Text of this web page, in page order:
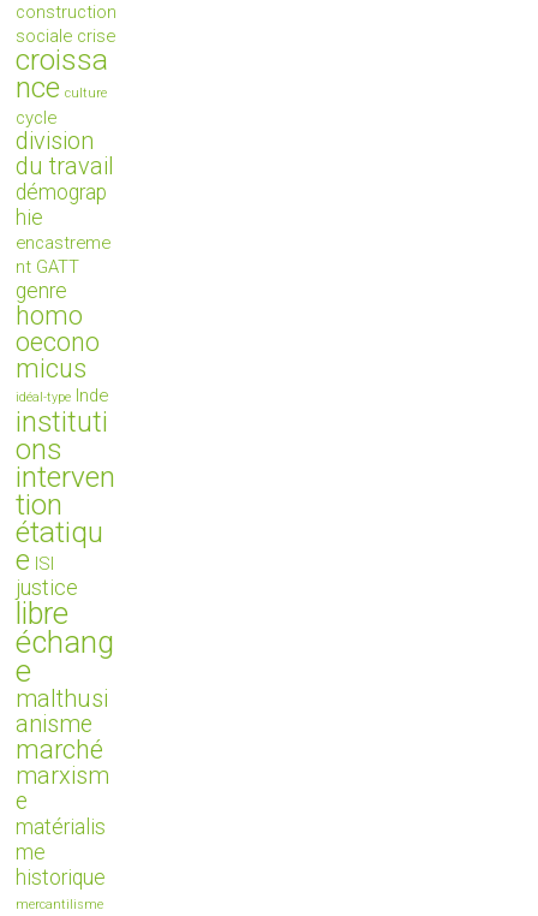
construction
sociale crise
croissa
nce culture
cycle
division
du travail
démograp
hie
encastreme
nt GATT
genre
homo
oecono
micus
idéal-type Inde
instituti
ons
interven
tion
étatiqu
e ISI
justice
libre
échang
e
malthusi
anisme
marché
marxism
e
matérialis
me
historique
mercantilisme